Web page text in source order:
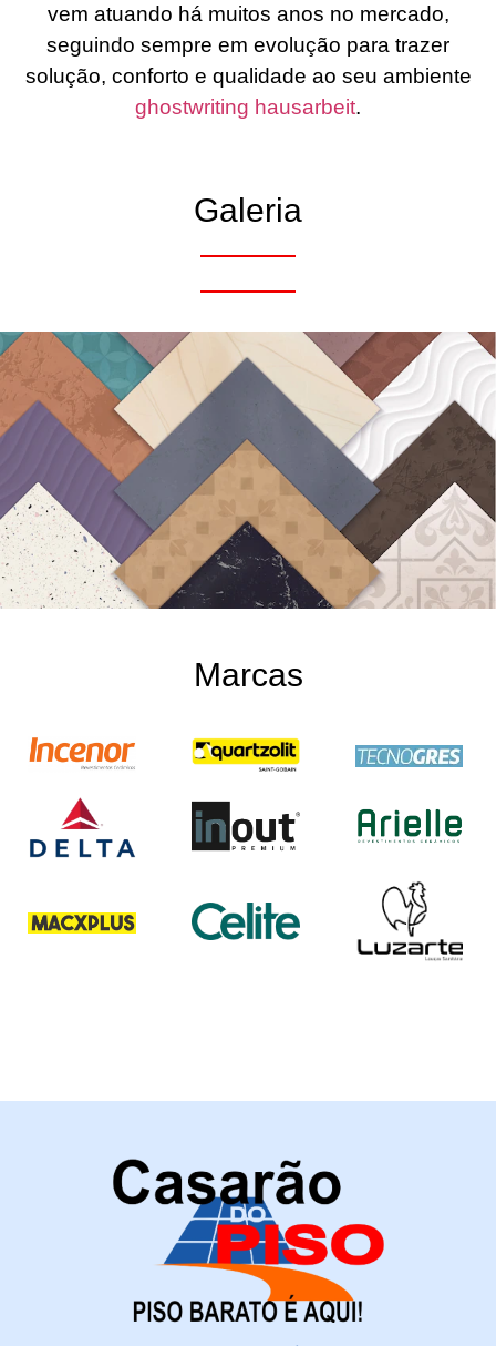
vem atuando há muitos anos no mercado,
seguindo sempre em evolução para trazer
solução, conforto e qualidade ao seu ambiente
ghostwriting hausarbeit.
Galeria
Marcas